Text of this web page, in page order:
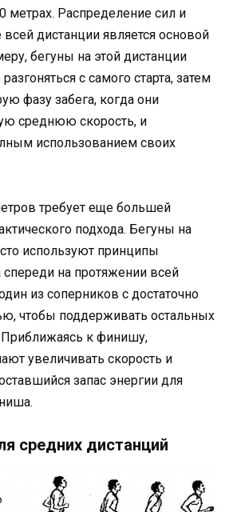
метрах. Распределение сил и
всей дистанции является основой
бегуны на этой дистанции
с самого старта, затем
фазу забега, когда они
среднюю скорость, и
использованием своих
требует еще большей
подхода. Бегуны на
используют принципы
спереди на протяжении всей
из соперников с достаточно
чтобы поддерживать остальных
Приближаясь к финишу,
увеличивать скорость и
запас энергии для
средних дистанций